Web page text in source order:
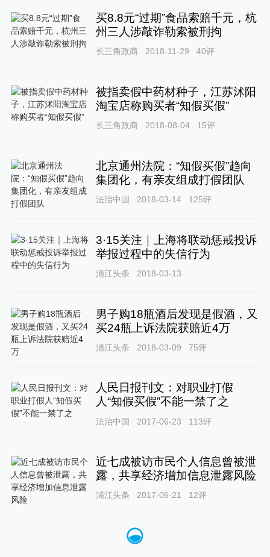
买8.8元“过期”食品索赔千元，杭
州三人涉敲诈勒索被刑拘
长三角政商 2018-11-29 40评
被指卖假中药材种子，江苏沭阳
淘宝店称购买者“知假买假”
长三角政商 2018-08-04 15评
北京通州法院：“知假买假”趋向
集团化，有亲友组成打假团队
法治中国 2018-03-14 125评
3·15关注｜上海将联动惩戒投诉
举报过程中的失信行为
浦江头条 2018-03-13
男子购18瓶酒后发现是假酒，又
买24瓶上诉法院获赔近4万
浦江头条 2018-03-09 75评
人民日报刊文：对职业打假
人“知假买假”不能一禁了之
法治中国 2017-06-23 113评
近七成被访市民个人信息曾被泄
露，共享经济增加信息泄露风险
浦江头条 2017-06-21 12评